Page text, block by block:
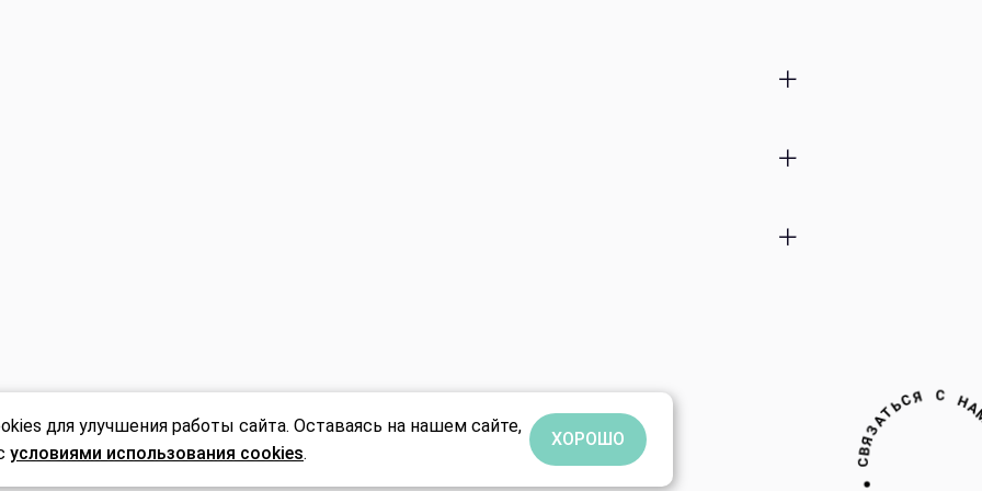
Я
С
Н
А
М
И
● CВ ЯЗА
cookie
для улучшения работы сайта. Оставаясь на нашем сайте,
условиями использования cookies.
ХОРОШО